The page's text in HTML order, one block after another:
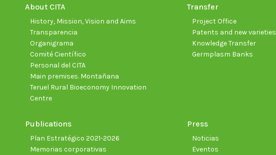
About CITA
History, Mission, Vision and Aims
Transparencia
Organigrama
Comité Científico
Personal del CITA
Main premises. Montañana
Teruel Rural Bioeconomy Innovation
Centre
Transfer
Project Office
Patents and new varieties
Knowledge Transfer
Germplasm Banks
Publications
Plan Estratégico 2021-2026
Memorias corporativas
Press
Noticias
Eventos